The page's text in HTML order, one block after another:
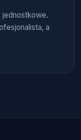
jednostkowe.
a